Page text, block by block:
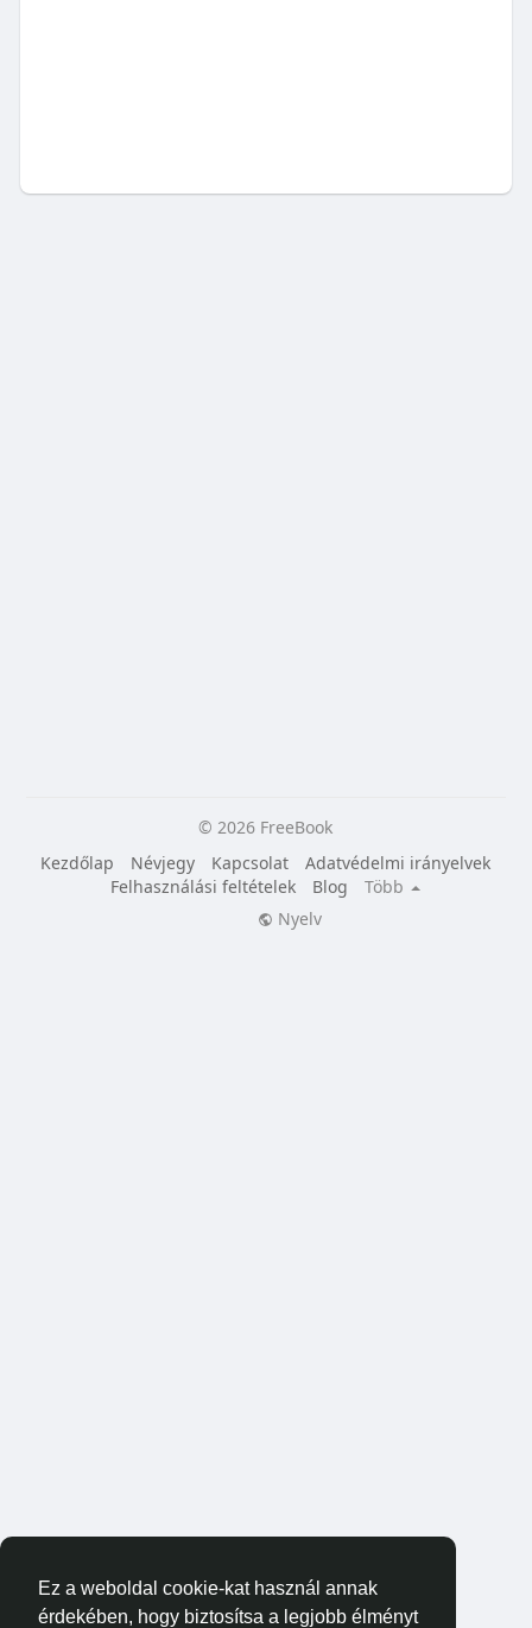
Ez a weboldal cookie-kat használ annak
érdekében, hogy biztosítsa a legjobb élményt
© 2026 FreeBook
Kezdőlap
Névjegy Kapcsolat
Adatvédelmi irányelvek
Felhasználási feltételek
Blog
Több
Nyelv